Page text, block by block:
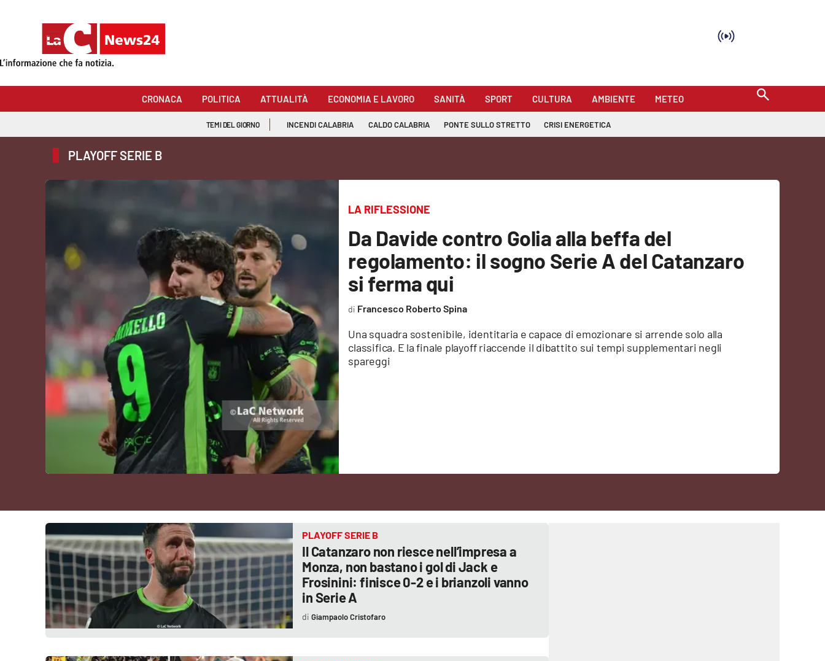
Sezioni
Attualità
CRONACA POLITICA ATTUALITÀ ECONOMIA E LAVORO SANITÀ SPORT CULTURA AMBIENTE METEO
TEMI DEL GIORNO INCENDI CALABRIA CALDO CALABRIA PONTE SULLO STRETTO CRISI ENERGETICA
PLAYOFF SERIE B
LA RIFLESSIONE
Da Davide contro Golia alla beffa del
regolamento: il sogno Serie A del Catanzaro
si ferma qui
Una squadra sostenibile, identitaria e capace di emozionare si arrende solo alla
classifica. E la finale playoff riaccende il dibattito sui tempi supplementari negli
spareggi
Francesco Roberto Spina
PLAYOFF SERIE B
Il Catanzaro non riesce nell’impresa a
Monza, non bastano i gol di Jack e
Frosinini: finisce 0-2 e i brianzoli vanno
in Serie A
Giampaolo Cristofaro